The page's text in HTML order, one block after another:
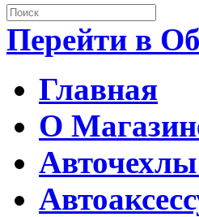
Перейти в
Главная
О